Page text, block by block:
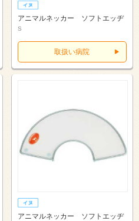
アニマルネッカー ソフトエッヂ
S
取扱い病院
アニマルネッカー ソフトエッヂ